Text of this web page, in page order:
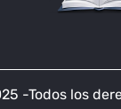
-Todos los